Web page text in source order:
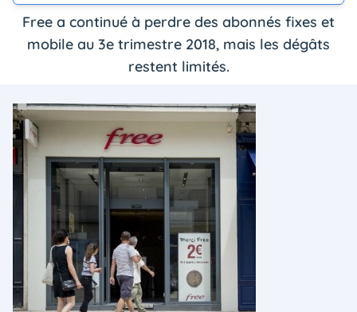
Free a continué à perdre des abonnés fixes et
mobile au 3e trimestre 2018, mais les dégâts
restent limités.